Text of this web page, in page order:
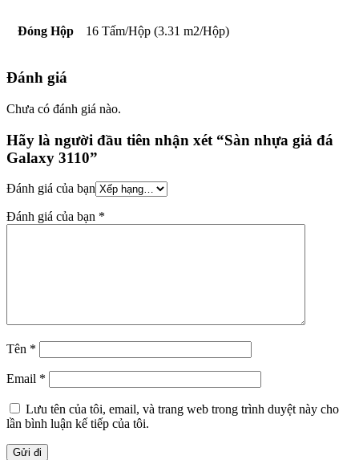
Đóng Hộp 16 Tấm/Hộp (3.31 m2/Hộp)
Đánh giá
Chưa có đánh giá nào.
Hãy là người đầu tiên nhận xét “Sàn nhựa giả đá
Galaxy 3110”
Đánh giá của bạn
Đánh giá của bạn *
Tên *
Email *
Lưu tên của tôi, email, và trang web trong trình duyệt này cho
lần bình luận kế tiếp của tôi.